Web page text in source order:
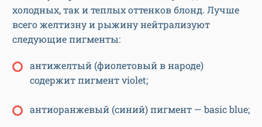
холодных, так и теплых оттенков блонд. Лучше
всего желтизну и рыжину нейтрализуют
следующие пигменты:
антижелтый (фиолетовый в народе)
содержит пигмент violet;
антиоранжевый (синий) пигмент — basic blue;